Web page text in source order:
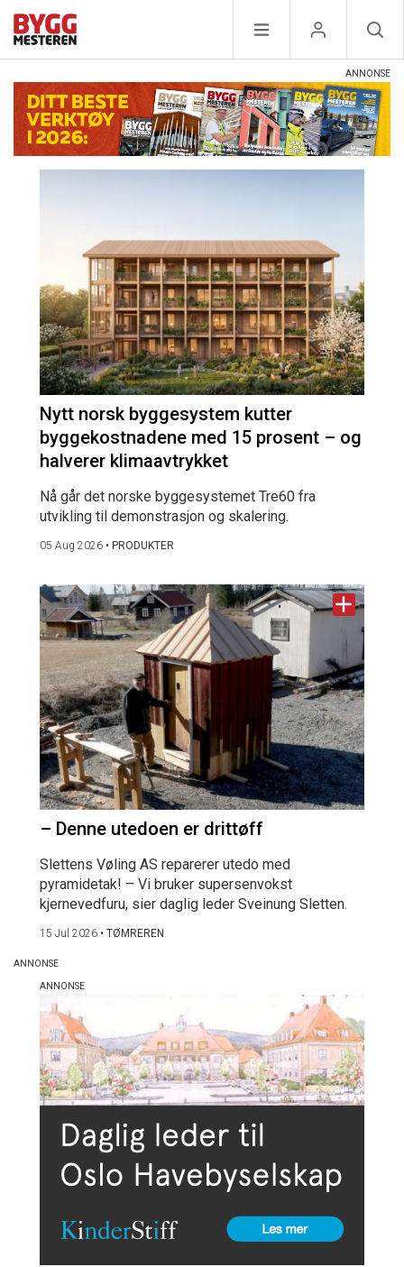
Nytt norsk byggesystem kutter
byggekostnadene med 15 prosent – og
halverer klimaavtrykket
Nå går det norske byggesystemet Tre60 fra
utvikling til demonstrasjon og skalering.
05 Aug 2026 • PRODUKTER
– Denne utedoen er drittøff
Slettens Vøling AS reparerer utedo med
pyramidetak! – Vi bruker supersenvokst
kjernevedfuru, sier daglig leder Sveinung Sletten.
15 Jul 2026 • TØMREREN